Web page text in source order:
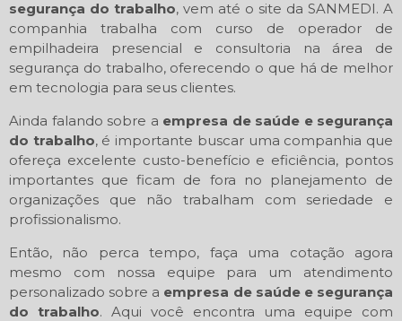
segurança do trabalho, vem até o site da SANMEDI. A
companhia trabalha com curso de operador de
empilhadeira presencial e consultoria na área de
segurança do trabalho, oferecendo o que há de melhor
em tecnologia para seus clientes.
Ainda falando sobre a empresa de saúde e segurança
do trabalho, é importante buscar uma companhia que
ofereça excelente custo-benefício e eficiência, pontos
importantes que ficam de fora no planejamento de
organizações que não trabalham com seriedade e
profissionalismo.
Então, não perca tempo, faça uma cotação agora
mesmo com nossa equipe para um atendimento
personalizado sobre a empresa de saúde e segurança
do trabalho. Aqui você encontra uma equipe com